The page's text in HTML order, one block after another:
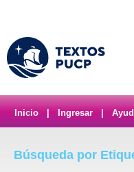
Inicio Ingresar
Búsqueda por